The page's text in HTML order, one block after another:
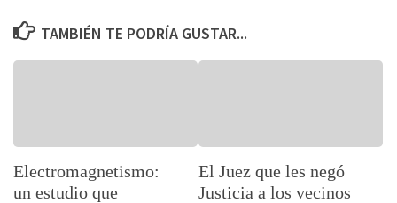
TAMBIÉN TE PODRÍA GUSTAR...
Electromagnetismo:
un estudio que
El Juez que les negó
Justicia a los vecinos